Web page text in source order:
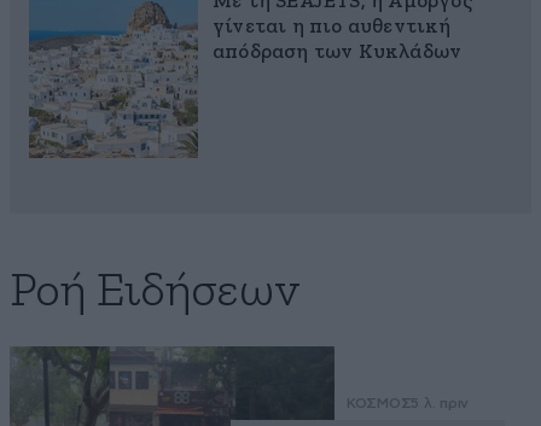
γίνεται η πιο αυθεντική
απόδραση των Κυκλάδων
Ροή Ειδήσεων
ΚΟΣΜΟΣ5 λ. πριν